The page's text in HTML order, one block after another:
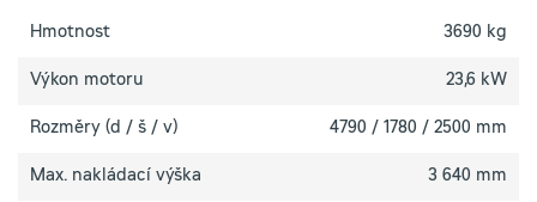
Hmotnost 3690 kg
Výkon motoru 23,6 kW
Rozměry (d / š / v) 4790 / 1780 / 2500 mm
Max. nakládací výška 3 640 mm